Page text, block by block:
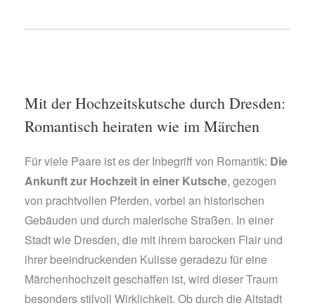
Mit der Hochzeitskutsche durch Dresden:
Romantisch heiraten wie im Märchen
Für viele Paare ist es der Inbegriff von Romantik: Die
Ankunft zur Hochzeit in einer Kutsche, gezogen
von prachtvollen Pferden, vorbei an historischen
Gebäuden und durch malerische Straßen. In einer
Stadt wie Dresden, die mit ihrem barocken Flair und
ihrer beeindruckenden Kulisse geradezu für eine
Märchenhochzeit geschaffen ist, wird dieser Traum
besonders stilvoll Wirklichkeit. Ob durch die Altstadt